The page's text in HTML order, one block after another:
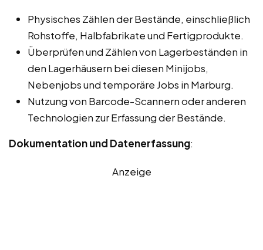
Physisches Zählen der Bestände, einschließlich
Rohstoffe, Halbfabrikate und Fertigprodukte.
Überprüfen und Zählen von Lagerbeständen in
den Lagerhäusern bei diesen Minijobs,
Nebenjobs und temporäre Jobs in Marburg.
Nutzung von Barcode-Scannern oder anderen
Technologien zur Erfassung der Bestände.
Dokumentation und Datenerfassung:
Anzeige